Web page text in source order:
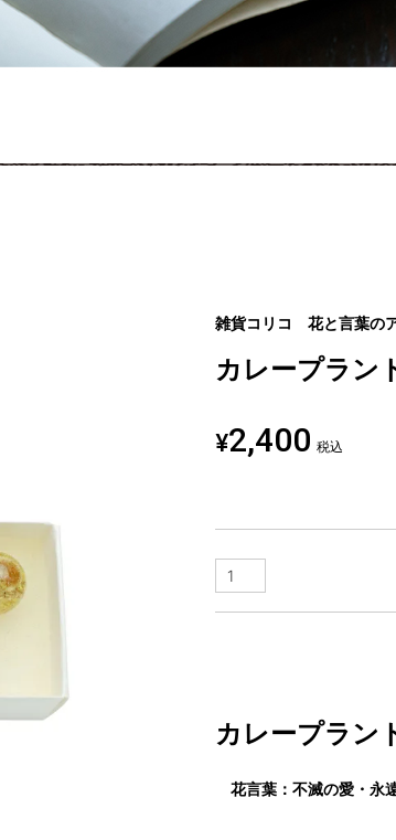
雑貨コリコ 花と言葉の
カレープラン
¥2,400 税込
カレープラン
花言葉：不滅の愛・永